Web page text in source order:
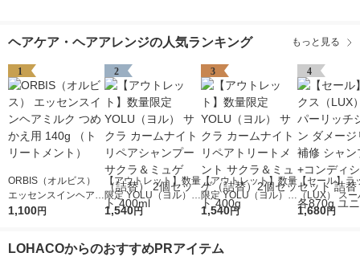
ヘアケア・ヘアアレンジの人気ランキング もっと見る
1
ORBIS（オルビス）
エッセンスインヘアミ
ルク つめかえ用 140g
1,100円
2
【アウトレット】数量
限定 YOLU（ヨル）
サクラ カームナイト
2個セット 400ml
1,540円
3
【アウトレット】数量
限定 YOLU（ヨル）
サクラ カームナイト
替）2個セット 400g
1,540円
4
【セール】ラ
（LUX） ス
ッチシャイン
1,680円
LOHACOからのおすすめPRアイテム